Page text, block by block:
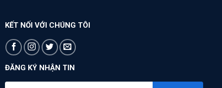
KẾT NỐI VỚI CHÚNG TÔI
ĐĂNG KÝ NHẬN TIN